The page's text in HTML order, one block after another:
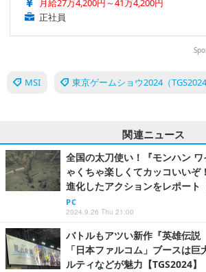
月給27万4,200円～41万4,200円
正社員
MSI 東京ゲームショウ2024（TGS2024
関連ニュース
全国の太刀使い！『モンハン
ゃくちゃ楽しくてカッコいいぞ
進化したアクションをレポート
PC
2024.9.26 Thu 21:00
バトルもアツい新作『英雄伝
「日本ファルコム」ブースは
ルティなどが魅力【TGS2024】